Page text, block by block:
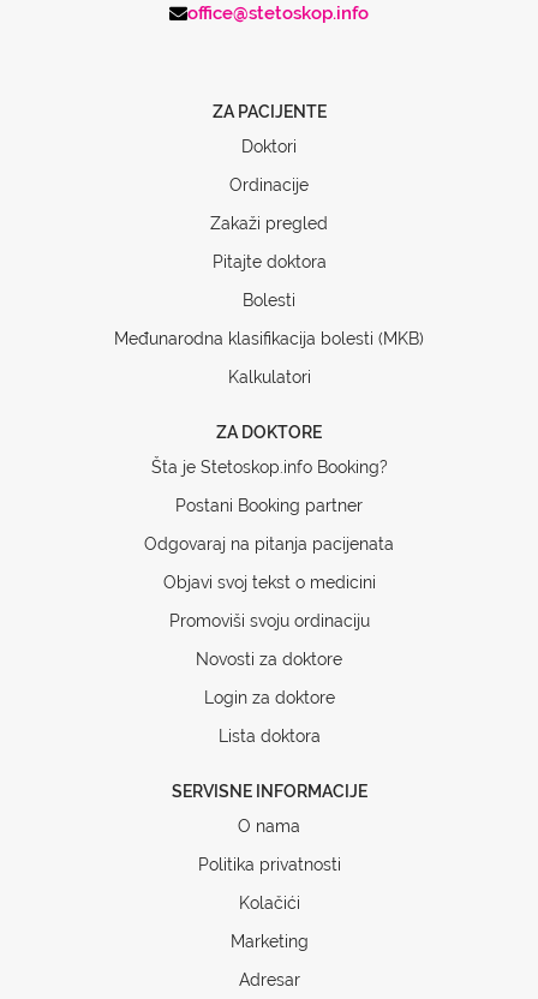
office@stetoskop.info
ZA PACIJENTE
Doktori
Ordinacije
Zakaži pregled
Pitajte doktora
Bolesti
Međunarodna klasifikacija bolesti (MKB)
Kalkulatori
ZA DOKTORE
Šta je Stetoskop.info Booking?
Postani Booking partner
Odgovaraj na pitanja pacijenata
Objavi svoj tekst o medicini
Promoviši svoju ordinaciju
Novosti za doktore
Login za doktore
Lista doktora
SERVISNE INFORMACIJE
O nama
Politika privatnosti
Kolačići
Marketing
Adresar